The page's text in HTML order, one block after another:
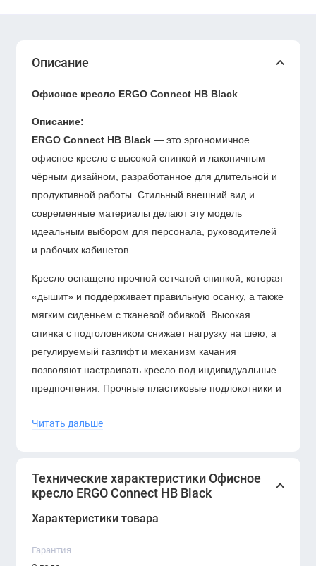
Описание
Офисное кресло ERGO Connect HB Black
Описание:
ERGO Connect HB Black — это эргономичное
офисное кресло с высокой спинкой и лаконичным
чёрным дизайном, разработанное для длительной и
продуктивной работы. Стильный внешний вид и
современные материалы делают эту модель
идеальным выбором для персонала, руководителей
и рабочих кабинетов.
Кресло оснащено прочной сетчатой спинкой, которая
«дышит» и поддерживает правильную осанку, а также
мягким сиденьем с тканевой обивкой. Высокая
спинка с подголовником снижает нагрузку на шею, а
регулируемый газлифт и механизм качания
позволяют настраивать кресло под индивидуальные
предпочтения. Прочные пластиковые подлокотники и
комфорт и мобильность в течение всего дня.
Характеристики:
Модель:Connect HB
Цвет:
Читать дальше
Технические характеристики Офисное
кресло ERGO Connect HB Black
Характеристики товара
Гарантия